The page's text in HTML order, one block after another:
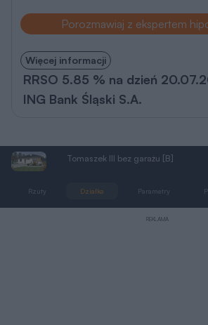
Porozmawiaj z ekspertem
Więcej informacji
RRSO 5.85 % na dzień
ING Bank Śląski S.A.
Tomaszek III bez garażu [B]
Rzuty Działka Parametry
REKLAMA